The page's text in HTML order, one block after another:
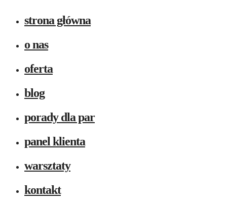
strona główna
o nas
oferta
blog
porady dla par
panel klienta
warsztaty
kontakt